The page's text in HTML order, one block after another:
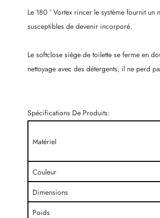
Le 180 ° Vortex rincer le système fournit
susceptibles de devenir incorporé.
Le softclose siège de toilette se ferme en
nettoyage avec des détergents, il ne perd
Spécifications De Produits:
Matériel
Couleur
Dimensions
Poids